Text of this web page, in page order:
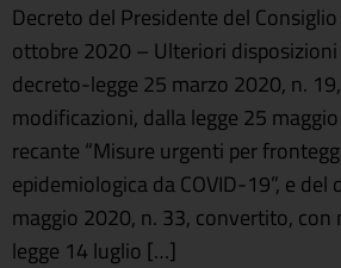
Decreto del Presidente del
ottobre 2020 – Ulteriori
decreto-legge 25 marzo 2020, n.
modificazioni, dalla legge 25
recante “Misure urgenti per
epidemiologica da COVID-19”, e
maggio 2020, n. 33, convertito,
legge 14 luglio […]